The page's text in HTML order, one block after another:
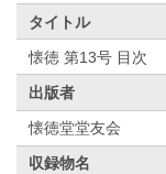
タイトル
懐徳 第13号 目次
出版者
懐徳堂堂友会
収録物名